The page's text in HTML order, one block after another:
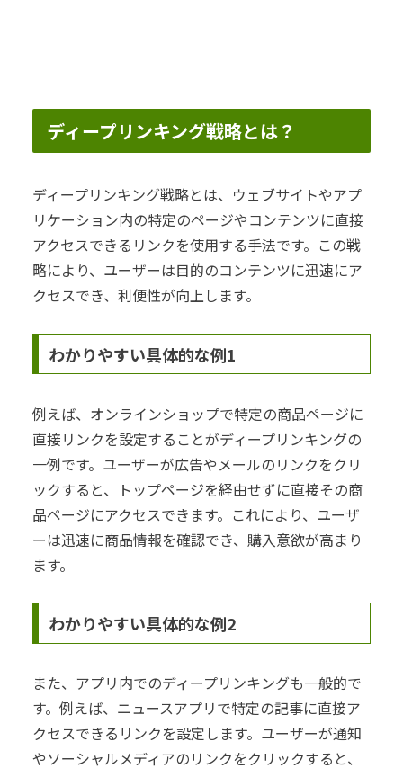
ディープリンキング戦略とは？
ディープリンキング戦略とは、ウェブサイトやアプ
リケーション内の特定のページやコンテンツに直接
アクセスできるリンクを使用する手法です。この戦
略により、ユーザーは目的のコンテンツに迅速にア
クセスでき、利便性が向上します。
わかりやすい具体的な例1
例えば、オンラインショップで特定の商品ページに
直接リンクを設定することがディープリンキングの
一例です。ユーザーが広告やメールのリンクをクリ
ックすると、トップページを経由せずに直接その商
品ページにアクセスできます。これにより、ユーザ
ーは迅速に商品情報を確認でき、購入意欲が高まり
ます。
わかりやすい具体的な例2
また、アプリ内でのディープリンキングも一般的で
す。例えば、ニュースアプリで特定の記事に直接ア
クセスできるリンクを設定します。ユーザーが通知
やソーシャルメディアのリンクをクリックすると、